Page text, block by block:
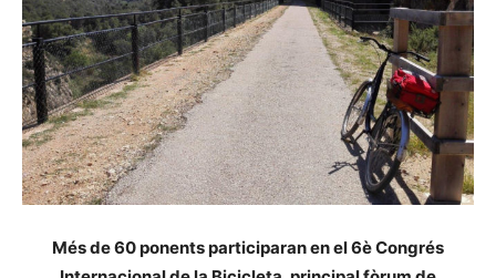
Més de 60 ponents participaran en el 6è Congrés